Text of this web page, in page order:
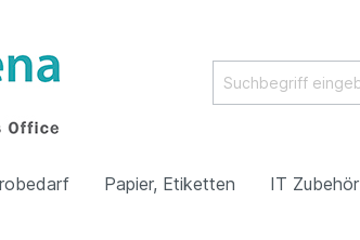
Papier, Etiketten IT Zubehör